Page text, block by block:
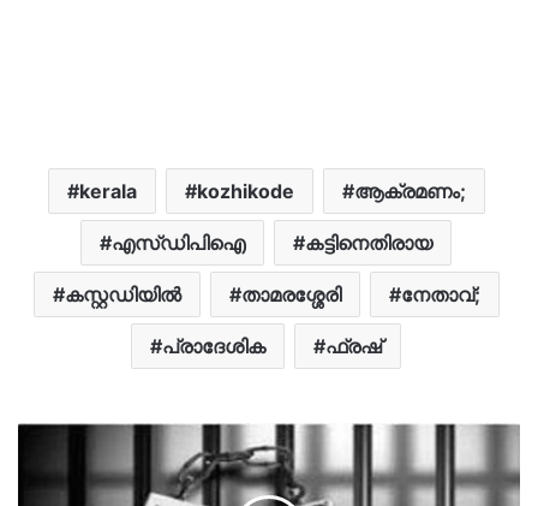
kerala kozhikode ആക്രമണം;
എസ്ഡിപിഐ കട്ടിനെതിരായ
കസ്റ്റഡിയിൽ താമരശ്ശേരി നേതാവ്;
പ്രാദേശിക ഫ്രഷ്‌